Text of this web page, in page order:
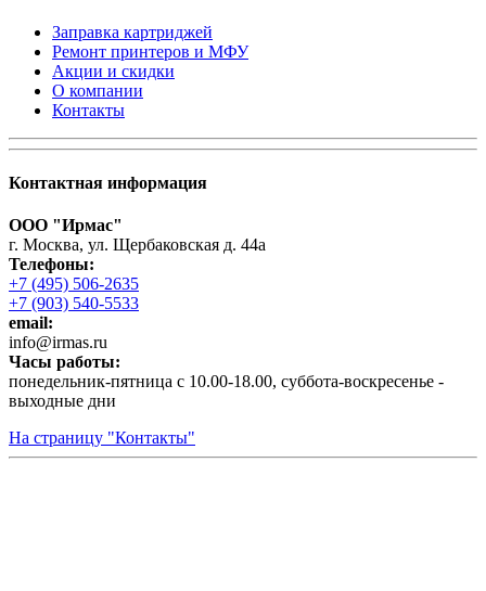
Заправка картриджей
Ремонт принтеров и МФУ
Акции и скидки
О компании
Контакты
Контактная информация
ООО "Ирмас"
г. Москва, ул. Щербаковская д. 44а
Телефоны:
+7 (495) 506-2635
+7 (903) 540-5533
email:
infо@irmas.ru
Часы работы:
понедельник-пятница с 10.00-18.00, суббота-воскресенье -
выходные дни
На страницу "Контакты"